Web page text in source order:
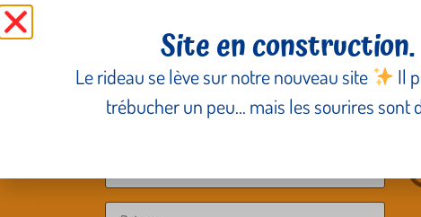
Clowns without
Newsletter
Site en construction.
Le rideau se lève sur notre nouveau site
Il
trébucher un peu… mais les sourires sont